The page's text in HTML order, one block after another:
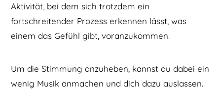
Aktivität, bei dem sich trotzdem ein
fortschreitender Prozess erkennen lässt, was
einem das Gefühl gibt, voranzukommen.
Um die Stimmung anzuheben, kannst du dabei ein
wenig Musik anmachen und dich dazu auslassen.